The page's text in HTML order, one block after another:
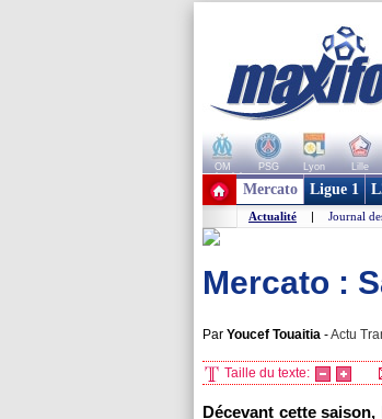
OM PSG Lyon Lille
+ de clubs
Mercato Ligue 1
Actualité | Journal
Mercato :
Par Youcef Touaitia -Actu
Taille du texte:
Décevant cette